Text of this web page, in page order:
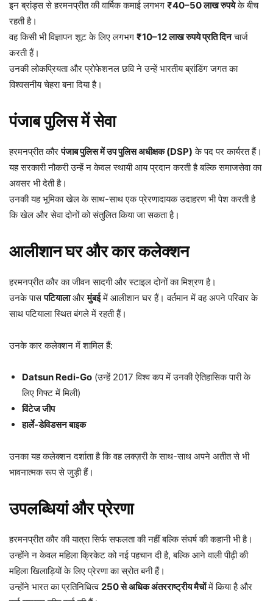
इन ब्रांड्स से हरमनप्रीत की वार्षिक कमाई लगभग ₹40–50 लाख रुपयेके बीच
रहती है।
वह किसी भी विज्ञापन शूट के लिए लगभग ₹10–12 लाख रुपये प्रति दिनचार्ज
करती हैं।
उनकी लोकप्रियता और प्रोफेशनल छवि ने उन्हें भारतीय ब्रांडिंग जगत का
विश्वसनीय चेहरा बना दिया है।
पंजाब पुलिस में सेवा
हरमनप्रीत कौरपंजाब पुलिस में उप पुलिस अधीक्षक (DSP) के पद पर कार्यरत हैं।
यह सरकारी नौकरी उन्हें न केवल स्थायी आय प्रदान करती है बल्कि समाजसेवा का
अवसर भी देती है।
उनकी यह भूमिका खेल के साथ-साथ एक प्रेरणादायक उदाहरण भी पेश करती है
कि खेल और सेवा दोनों को संतुलित किया जा सकता है।
आलीशान घर और कार कलेक्शन
हरमनप्रीत कौर का जीवन सादगी और स्टाइल दोनों का मिश्रण है।
उनके पासपटियालाऔरमुंबईमें आलीशान घर हैं। वर्तमान में वह अपने परिवार के
साथ पटियाला स्थित बंगले में रहती हैं।
उनके कार कलेक्शन में शामिल हैं:
Datsun Redi-Go (उन्हें 2017 विश्व कप में उनकी ऐतिहासिक पारी के
लिए गिफ्ट में मिली)
विंटेज जीप
हार्ले-डेविडसन बाइक
उनका यह कलेक्शन दर्शाता है कि वह लक्ज़री के साथ-साथ अपने अतीत से भी
भावनात्मक रूप से जुड़ी हैं।
उपलब्धियां और प्रेरणा
हरमनप्रीत कौर की यात्रा सिर्फ सफलता की नहीं बल्कि संघर्ष की कहानी भी है।
उन्होंने न केवल महिला क्रिकेट को नई पहचान दी है, बल्कि आने वाली पीढ़ी की
महिला खिलाड़ियों के लिए प्रेरणा का स्रोत बनी हैं।
उन्होंने भारत का प्रतिनिधित्व250 से अधिक अंतरराष्ट्रीय मैचोंमें किया है और